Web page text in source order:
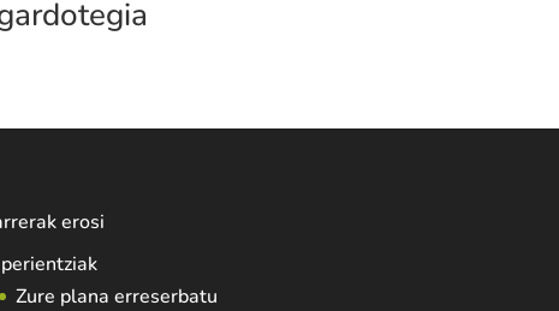
erosi
Zure plana erreserbatu